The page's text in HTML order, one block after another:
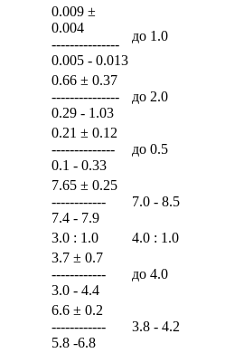
0.009 ±
0.004
---------------
0.005 - 0.013
до 1.0
0.66 ± 0.37
---------------
0.29 - 1.03
до 2.0
0.21 ± 0.12
--------------
0.1 - 0.33
до 0.5
7.65 ± 0.25
------------
7.4 - 7.9
7.0 - 8.5
3.0 : 1.0 4.0 : 1.0
3.7 ± 0.7
------------
3.0 - 4.4
до 4.0
6.6 ± 0.2
------------
5.8 -6.8
3.8 - 4.2